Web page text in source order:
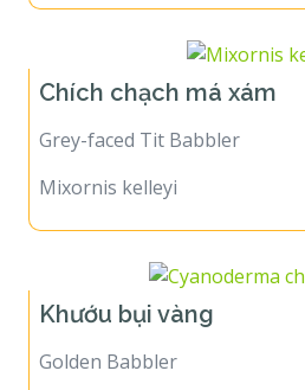
Chích chạch má xám
Grey-faced Tit Babbler
Mixornis kelleyi
Khướu bụi vàng
Golden Babbler